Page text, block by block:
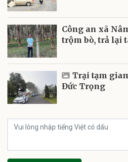
Công an xã
trộm bò, trả lại
Trại tạm
Đức Trọng